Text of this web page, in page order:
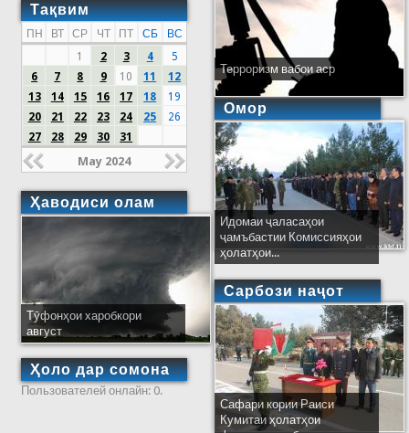
Тақвим
ПН ВТ СР ЧТ ПТ СБ
ВС
1
2 3 4
5
6
7 8 9 10 11
12
13
14 15 16 17 18
19
20
21 22 23 24 25
26
27
28 29 30 31
May 2024
Ҳаводиси олам
Тӯфонҳои харобкори
август
Ҳоло дар сомона
Пользователей онлайн: 0.
Терроризм вабои аср
Омор
Идомаи ҷаласаҳои
ҷамъбастии Комиссияҳои
ҳолатҳои...
Сарбози наҷот
Сафари кории Раиси
Кумитаи ҳолатҳои